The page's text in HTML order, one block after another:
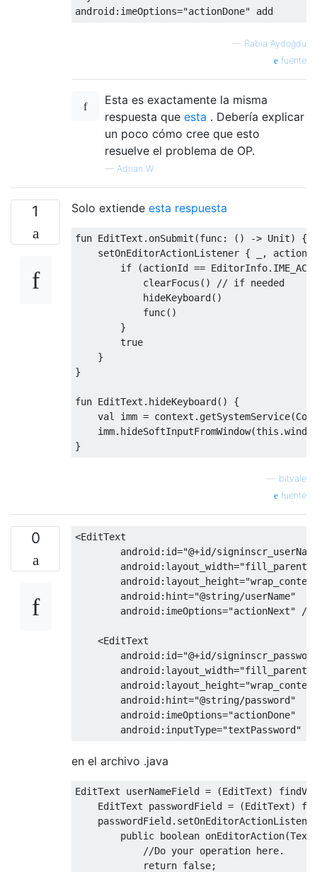
android: imeOptions="actionDone" add
— Rabia Aydoğdu
fuente
Esta es exactamente la misma
respuesta que esta . Debería explicar
un poco cómo cree que esto
resuelve el problema de OP.
— Adrian W.
1 Solo extiende esta respuesta
fun EditText . onSubmit (func: () -> Unit)
{
    setOnEditorActionListener
{ ,
if
(actionId == EditorInfo.
            clearFocus
()
// if needed
            hideKeyboard
()
            func
()
}
true
}
}
fun EditText . hideKeyboard()
{
    val imm
= context . getSystemService(
    imm
. hideSoftInputFromWindow(this .
}
bitvale
fuente
0
<EditText
android:id="@+id/
android:layout_width="fill_parent"
android:layout_height=
android:hint="@string/userName"
android:imeOptions="actionNext" />
<EditText
android:id="@+id/
android:layout_width="fill_parent"
android:layout_height=
android:hint="@string/password"
android:imeOptions="actionDone"
android:inputType="textPassword"
en el archivo .java
EditText userNameField = (EditText)
EditText passwordField = (EditText)
    passwordField
.
public boolean onEditorAction(
//Do your operation here.
return false;